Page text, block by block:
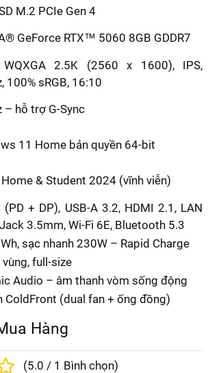
M.2 PCIe Gen 4
GeForce RTX™ 5060 8GB GDDR7
WQXGA 2.5K (2560 x 1600), IPS,
100% sRGB, 16:10
– hỗ trợ G-Sync
11 Home bản quyền 64-bit
& Student 2024 (vĩnh viễn)
(PD + DP), USB-A 3.2, HDMI 2.1, LAN
3.5mm, Wi-Fi 6E, Bluetooth 5.3
sạc nhanh 230W – Rapid Charge
vùng, full-size
Audio – âm thanh vòm sống động
ColdFront (dual fan + ống đồng)
Hàng
(5.0 / 1 Bình chọn)